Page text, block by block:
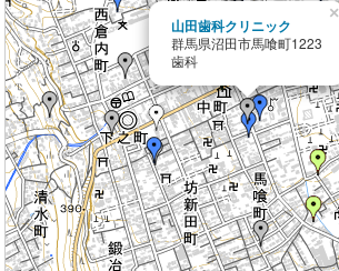
山田歯科クリニック
群馬県沼田市馬喰町1223
歯科
×